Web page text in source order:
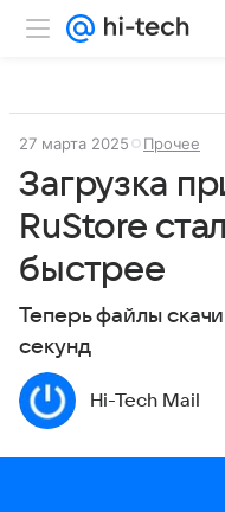
27 марта 2025 Прочее
Загрузка
RuStore
быстрее
Теперь файлы
секунд
Hi-Tech Mail